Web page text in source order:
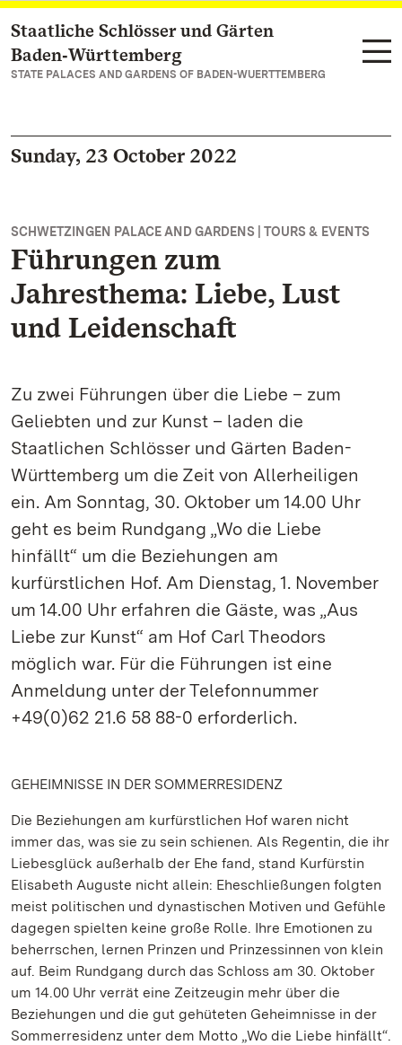
Navigate to main page
Staatliche Schlösser und Gärten
Baden‑Württemberg
STATE PALACES AND GARDENS OF BADEN-WUERTTEMBERG
Sunday, 23 October 2022
SCHWETZINGEN PALACE AND GARDENS | TOURS & EVENTS
Führungen zum
Jahresthema: Liebe, Lust
und Leidenschaft
Zu zwei Führungen über die Liebe – zum
Geliebten und zur Kunst – laden die
Staatlichen Schlösser und Gärten Baden-
Württemberg um die Zeit von Allerheiligen
ein. Am Sonntag, 30. Oktober um 14.00 Uhr
geht es beim Rundgang „Wo die Liebe
hinfällt“ um die Beziehungen am
kurfürstlichen Hof. Am Dienstag, 1. November
um 14.00 Uhr erfahren die Gäste, was „Aus
Liebe zur Kunst“ am Hof Carl Theodors
möglich war. Für die Führungen ist eine
Anmeldung unter der Telefonnummer
+49(0)62 21.6 58 88-0 erforderlich.
GEHEIMNISSE IN DER SOMMERRESIDENZ
Die Beziehungen am kurfürstlichen Hof waren nicht
immer das, was sie zu sein schienen. Als Regentin, die ihr
Liebesglück außerhalb der Ehe fand, stand Kurfürstin
Elisabeth Auguste nicht allein: Eheschließungen folgten
meist politischen und dynastischen Motiven und Gefühle
dagegen spielten keine große Rolle. Ihre Emotionen zu
beherrschen, lernen Prinzen und Prinzessinnen von klein
auf. Beim Rundgang durch das Schloss am 30. Oktober
um 14.00 Uhr verrät eine Zeitzeugin mehr über die
Beziehungen und die gut gehüteten Geheimnisse in der
Sommerresidenz unter dem Motto „Wo die Liebe hinfällt“.